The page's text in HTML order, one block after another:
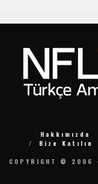
Hakkımızda
Bize Katılın
COPYRIGHT ©